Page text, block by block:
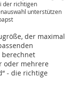
der richtigen
unterstützen
der maximal
berechnet
oder mehrere
- die richtige